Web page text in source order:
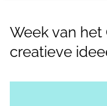
Week van
creatieve